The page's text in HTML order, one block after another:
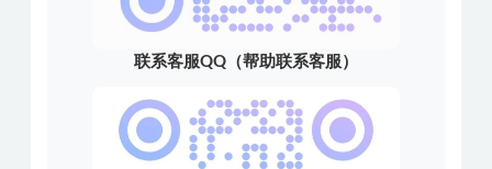
联系客服QQ（帮助联系客服）